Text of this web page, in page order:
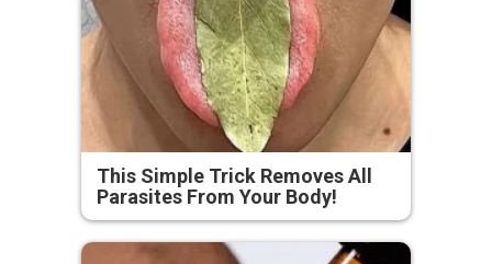
This Simple Trick Removes All
Parasites From Your Body!